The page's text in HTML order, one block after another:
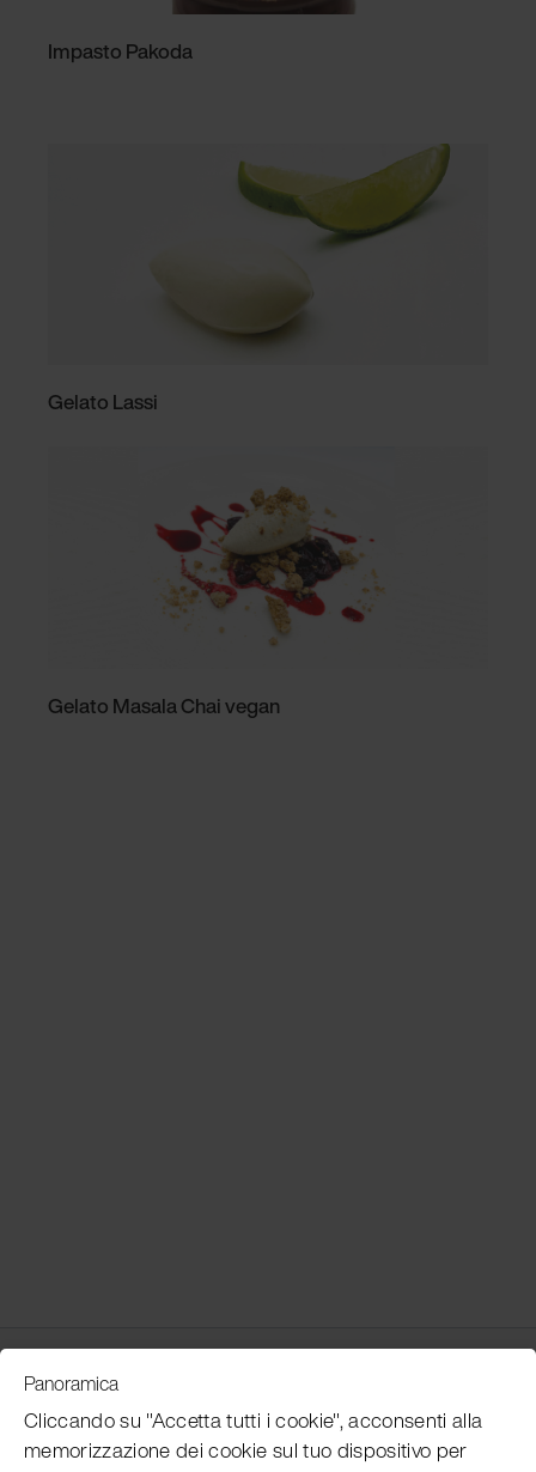
Impasto Pakoda
Gelato Lassi
Gelato Masala Chai vegan
Customer Service
Subscribe Pacojet Newsletter
Panoramica
Cliccando su "Accetta tutti i cookie", acconsenti alla
memorizzazione dei cookie sul tuo dispositivo per